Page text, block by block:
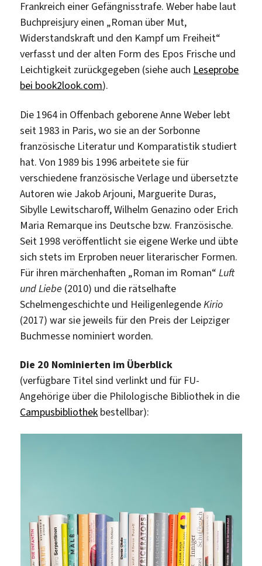
Frankreich einer Gefängnisstrafe. Weber habe laut
Buchpreisjury einen „Roman über Mut,
Widerstandskraft und den Kampf um Freiheit“
verfasst und der alten Form des Epos Frische und
Leichtigkeit zurückgegeben (siehe auch Leseprobe
bei book2look.com).
Die 1964 in Offenbach geborene Anne Weber lebt
seit 1983 in Paris, wo sie an der Sorbonne
französische Literatur und Komparatistik studiert
hat. Von 1989 bis 1996 arbeitete sie für
verschiedene französische Verlage und übersetzte
Autoren wie Jakob Arjouni, Marguerite Duras,
Sibylle Lewitscharoff, Wilhelm Genazino oder Erich
Maria Remarque ins Deutsche bzw. Französische.
Seit 1998 veröffentlicht sie eigene Werke und übte
sich stets im Erproben neuer literarischer Formen.
Für ihren märchenhaften „Roman im Roman“Luft
und Liebe (2010) und die rätselhafte
Schelmengeschichte und HeiligenlegendeKirio
(2017) war sie jeweils für den Preis der Leipziger
Buchmesse nominiert worden.
Die 20 Nominierten im Überblick
(verfügbare Titel sind verlinkt und für FU-
Angehörige über die Philologische Bibliothek in die
Campusbibliothek bestellbar):